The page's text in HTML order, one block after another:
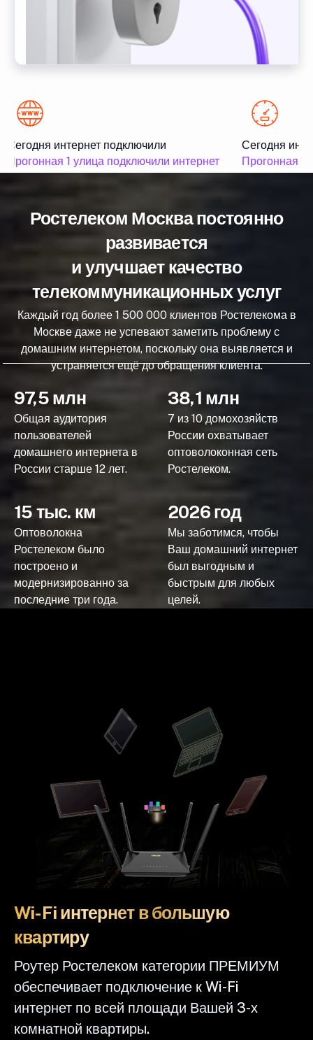
Сегодня интернет подключили
Прогонная 1 улица подключили интернет
Сегодня
Прогонная 2
Ростелеком Москва постоянно
развивается
и улучшает качество
телекоммуникационных услуг
Каждый год более 1 500 000 клиентов Ростелекома в
Москве даже не успевают заметить проблему с
домашним интернетом, поскольку она выявляется и
устраняется ещё до обращения клиента.
97,5 млн
Общая аудитория
пользователей
домашнего интернета в
России старше 12 лет.
38,1 млн
7 из 10 домохозяйств
России охватывает
оптоволоконная сеть
Ростелеком.
15 тыс. км
Оптоволокна
Ростелеком было
построено и
модернизированно за
последние три года.
2026 год
Мы заботимся, чтобы
Ваш домашний интернет
был выгодным и
быстрым для любых
целей.
Wi-Fi интернет в большую
квартиру
Роутер Ростелеком категории ПРЕМИУМ
обеспечивает подключение к Wi-Fi
интернет по всей площади Вашей 3-х
комнатной квартиры.